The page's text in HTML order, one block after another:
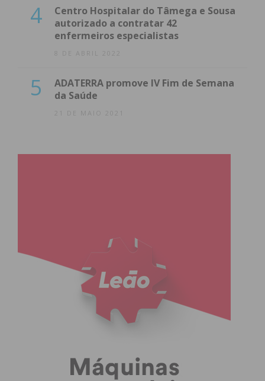
4
Centro Hospitalar do Tâmega e Sousa
autorizado a contratar 42
enfermeiros especialistas
8 DE ABRIL 2022
5
ADATERRA promove IV Fim de Semana
da Saúde
21 DE MAIO 2021